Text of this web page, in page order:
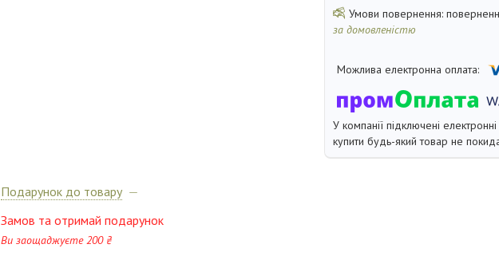
за домовленістю
У компанії підключені
купити будь-який товар не
Подарунок до товару
Замов та отримай подарунок
Ви заощаджуєте 200 ₴